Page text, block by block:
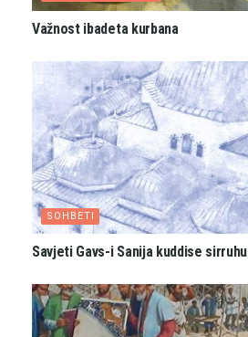
Važnost ibadeta kurbana
SOHBETI
Savjeti Gavs-i Sanija kuddise sirruhu